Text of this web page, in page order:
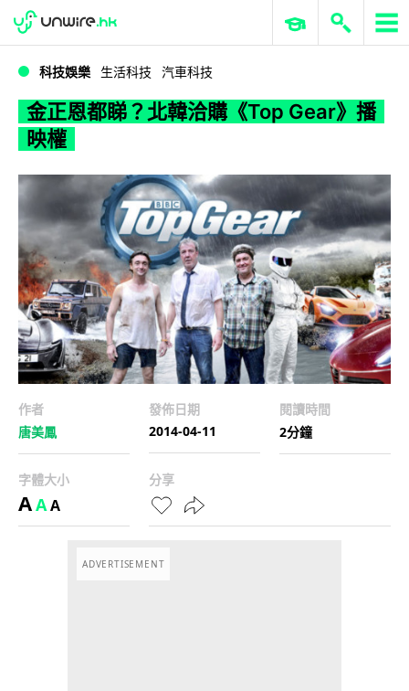
金正恩都睇？北韓洽購《Top Gear》播映權
WWDC 2026 ERP 與商業 AI
科技娛樂 生活科技 汽車科技
金正恩都睇？北韓洽購《Top Gear》播
映權
作者
唐美鳳
發佈日期
2014-04-11
閱讀時間
2分鐘
字體大小
AAA
分享
ADVERTISEMENT